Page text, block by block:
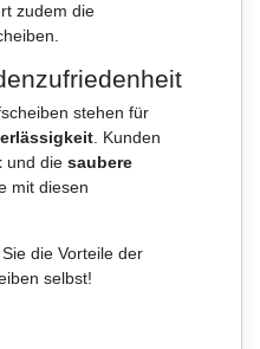
zudem die
stehen für
. Kunden
und die saubere
mit diesen
die Vorteile der
selbst!